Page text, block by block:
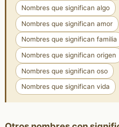
Nombres que significan algo
Nombres que significan amor
Nombres que significan familia
Nombres que significan origen
Nombres que significan oso
Nombres que significan vida